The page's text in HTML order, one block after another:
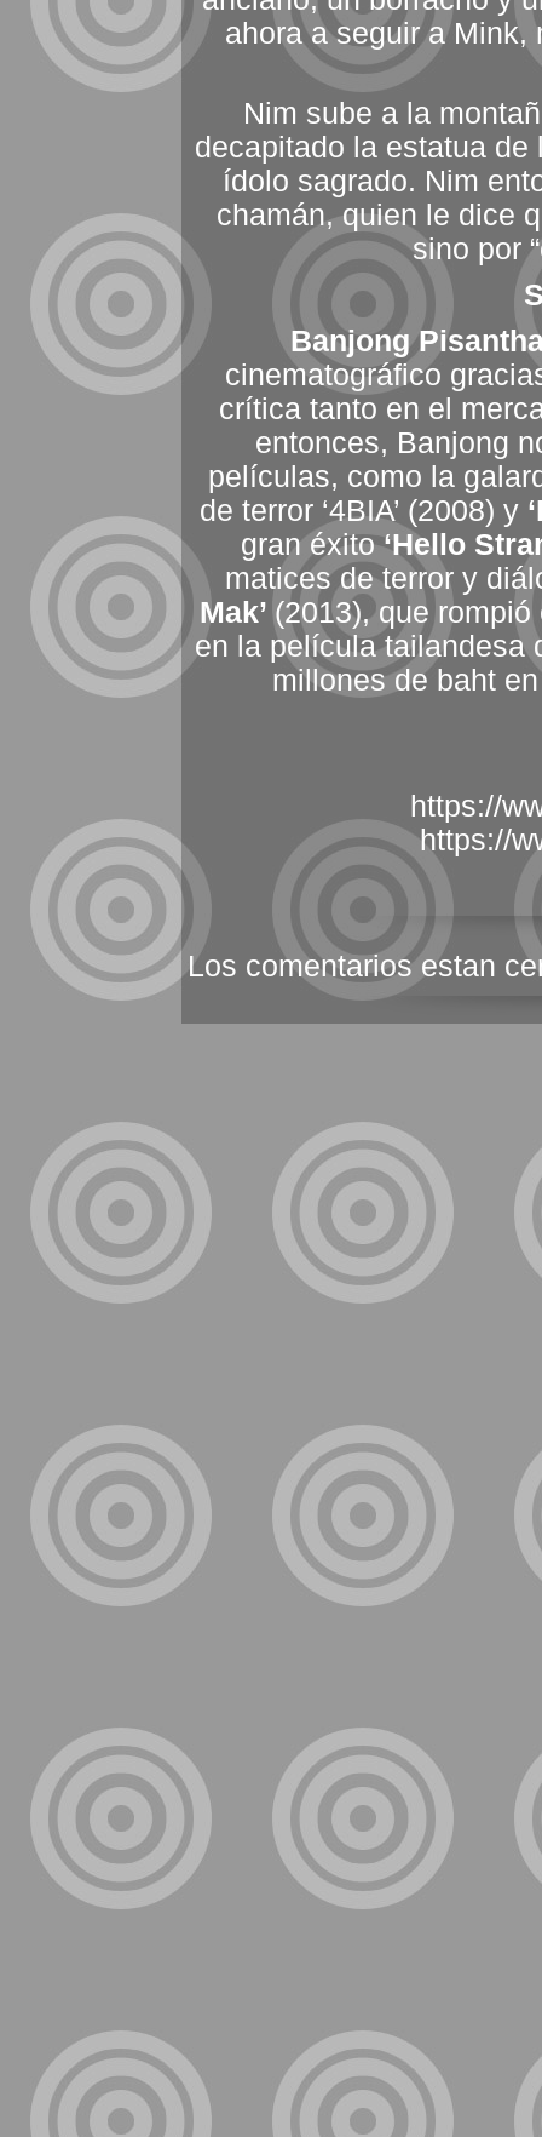
ahora a seguir a
Nim sube a la
decapitado la estatua
ídolo sagrado. Nim
chamán, quien le dice
sino por
Banjong
cinematográfico
crítica tanto en el
entonces, Banjong
películas, como la
de terror ‘4BIA’ (2008) y
gran éxito‘Hello
matices de terror y
Mak’ (2013), que
en la película tailandesa
millones de baht
https://
https://
Los comentarios estan